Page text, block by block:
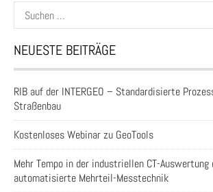
Suchen
nach:
NEUESTE BEITRÄGE
RIB auf der INTERGEO – Standardisierte
Straßenbau
Kostenloses Webinar zu GeoTools
Mehr Tempo in der industriellen CT-Auswertung
automatisierte Mehrteil-Messtechnik